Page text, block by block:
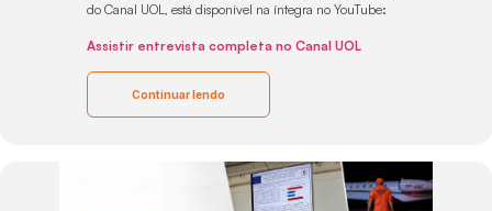
do Canal UOL, está disponível na íntegra no YouTube:
Assistir entrevista completa no Canal UOL
Continuar lendo